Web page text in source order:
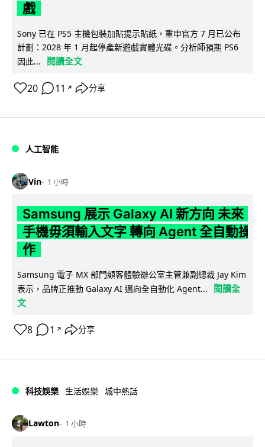
戲
Sony 已在 PS5 主機包裝加貼提示貼紙，重申官方 7 月已公布
計劃：2028 年 1 月起停產新遊戲實體光碟。分析師預期 PS6
因此...
閱讀全文
20 11 ↗ 分享
人工智能
Vin 1 小時
Samsung 展示 Galaxy AI 新方向 未來
手機毋須輸入文字 轉向 Agent 全自動操
作
Samsung 電子 MX 部門顧客體驗辦公室主管兼副總裁 Jay Kim
表示，品牌正推動 Galaxy AI 邁向全自動化 Agent...
閱讀全
文
8 1 ↗ 分享
科技娛樂 生活娛樂 城中熱話
Lawton 1 小時